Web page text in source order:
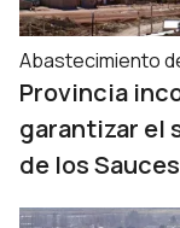
Abastecimiento
Provincia
garantizar el
de los Sauces